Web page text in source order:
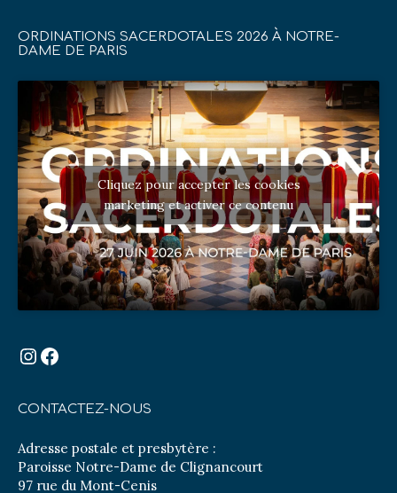
ORDINATIONS SACERDOTALES 2026 À NOTRE-
DAME DE PARIS
Cliquez pour accepter les cookies
marketing et activer ce contenu
Instagram
Facebook
CONTACTEZ-NOUS
Adresse postale et presbytère :
Paroisse Notre-Dame de Clignancourt
97 rue du Mont-Cenis